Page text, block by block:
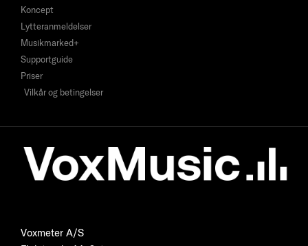
Koncept
Lytteranmeldelser
Musikmarked+
Supportguide
Priser
Vilkår og betingelser
Voxmeter A/S